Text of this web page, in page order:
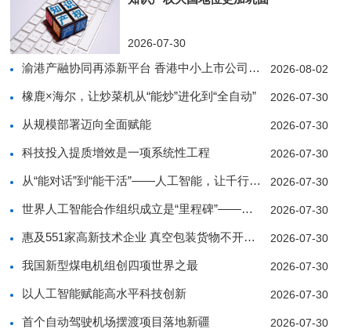
2026-07-30
渝港产融协同再添新平台 香港中小上市公司协会西南 2026-08-02
橡鹿×海尔，让炒菜机从“能炒”进化到“全自动” 2026-07-30
从规模部署迈向全面赋能 2026-07-30
科技投入提质增效是一项系统性工程 2026-07-30
从“能对话”到“能干活”——人工智能，让千行百业 2026-07-30
世界人工智能合作组织成立是“里程碑”——访中亚人 2026-07-30
惠及551家高新技术企业 真空包装货物不开箱也能 2026-07-30
我国新型煤电机组创四项世界之最 2026-07-30
以人工智能赋能高水平科技创新 2026-07-30
首个自动驾驶机场摆渡项目落地新疆 2026-07-30